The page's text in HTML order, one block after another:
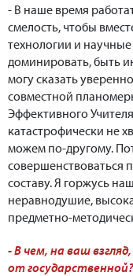
- В наше время
смелость, чтобы
технологии и
доминировать, быть
могу сказать
совместной
Эффективного
катастрофически не
можем по-другому.
совершенствоваться
составу. Я горжусь
неравнодушие,
предметно-
- В чем, на ваш
от государственной?